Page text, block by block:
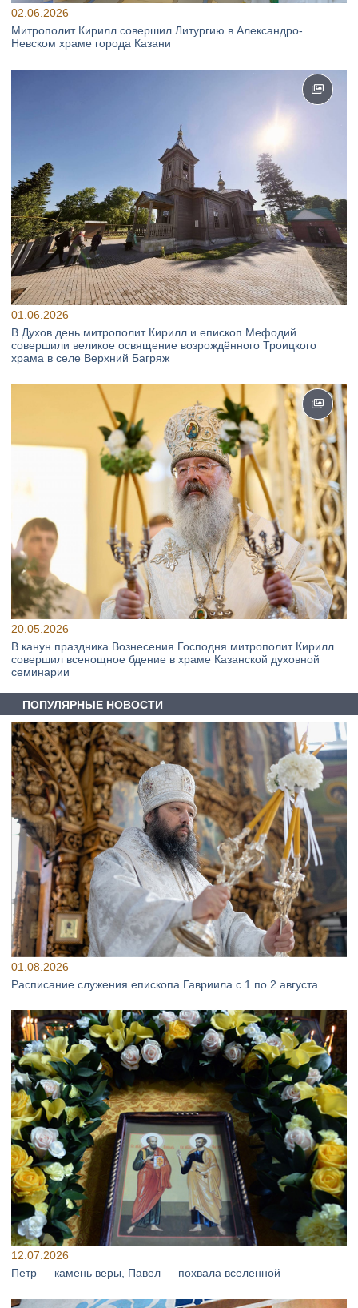
02.06.2026
Митрополит Кирилл совершил Литургию в Александро-
Невском храме города Казани
01.06.2026
В Духов день митрополит Кирилл и епископ Мефодий
совершили великое освящение возрождённого Троицкого
храма в селе Верхний Багряж
20.05.2026
В канун праздника Вознесения Господня митрополит Кирилл
совершил всенощное бдение в храме Казанской духовной
семинарии
ПОПУЛЯРНЫЕ НОВОСТИ
01.08.2026
Расписание служения епископа Гавриила с 1 по 2 августа
12.07.2026
Петр — камень веры, Павел — похвала вселенной